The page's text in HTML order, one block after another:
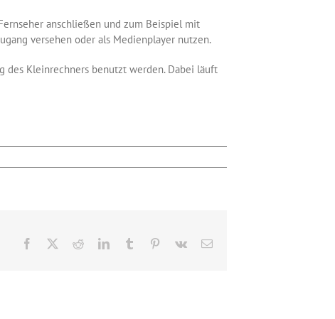
anschließen und zum Beispiel mit
versehen oder als Medienplayer nutzen.
des Kleinrechners benutzt werden. Dabei läuft
Facebook RedditLinkedInTumblr Pinterest
Vk
E-